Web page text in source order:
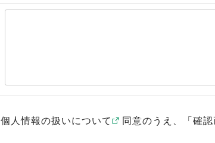
個人情報の扱いについて 同意のうえ、「確